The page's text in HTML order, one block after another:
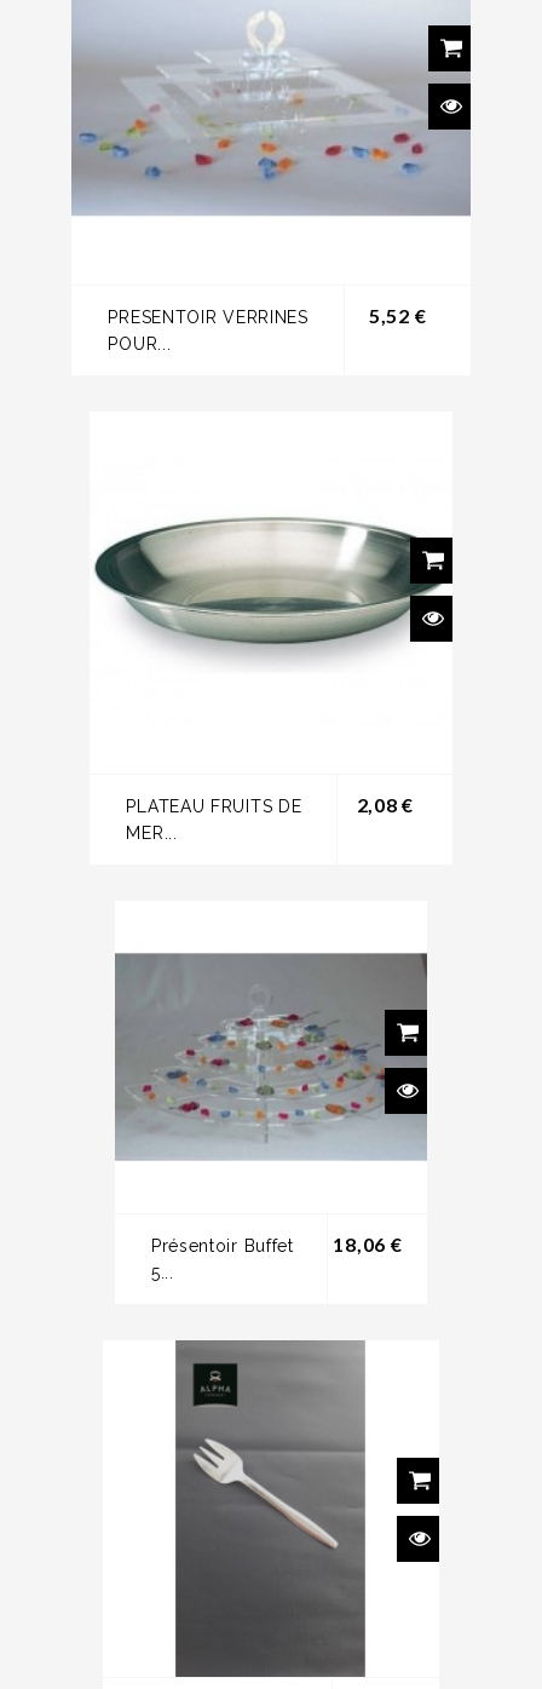
PRESENTOIR VERRINES
POUR...
5,52 €Prix
PLATEAU FRUITS DE
MER...
2,08 €Prix
Présentoir Buffet
5...
18,06 €Prix